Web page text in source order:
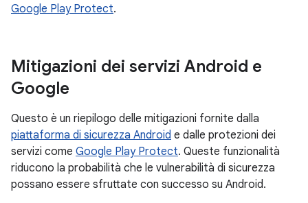
Google Play Protect.
Mitigazioni dei servizi Android e
Google
Questo è un riepilogo delle mitigazioni fornite dalla
piattaforma di sicurezza Android e dalle protezioni dei
servizi come Google Play Protect. Queste funzionalità
riducono la probabilità che le vulnerabilità di sicurezza
possano essere sfruttate con successo su Android.